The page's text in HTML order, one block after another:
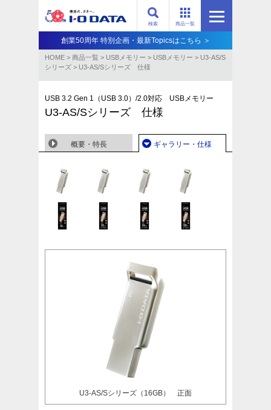
商品一覧
検索
創業50周年 特別企画・最新Topicsはこちら ＞
HOME > 商品一覧 > USBメモリー > USBメモリー > U3-AS/S
シリーズ > U3-AS/Sシリーズ 仕様
USB 3.2 Gen 1（USB 3.0）/2.0対応 USBメモリー
U3-AS/Sシリーズ 仕様
概要・特長 ギャラリー・仕様
U3-AS/Sシリーズ（16GB） 正面